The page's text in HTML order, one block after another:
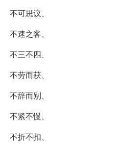
不可思议、
不速之客、
不三不四、
不劳而获、
不辞而别、
不紧不慢、
不折不扣、